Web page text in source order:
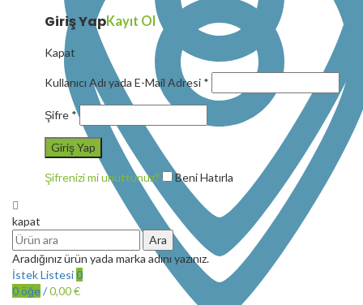
Giriş YapKayıt Ol
Kapat
Kullanıcı Adı yada E-Mail Adresi *
Şifre *
Şifrenizi mi unuttunuz? Beni Hatırla
kapat
Ara
Aradığınız ürün yada marka adını yazınız.
İstek Listesi0
0öğe/0,00€